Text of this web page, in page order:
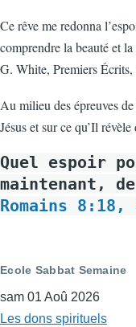
Ce rêve me redonna
comprendre la beauté et
G. White, Premiers
Au milieu des épreuves
Jésus et sur ce qu’Il
Quel espoir
maintenant,
Romains 8:18,
Ecole Sabbat Semaine
sam 01 Aoû 2026
Les dons spirituels